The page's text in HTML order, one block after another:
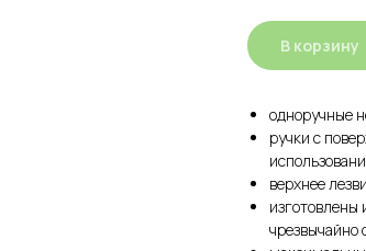
В корзину
одноручные
ручки с
верхнее
изготовлены
чрезвычайно